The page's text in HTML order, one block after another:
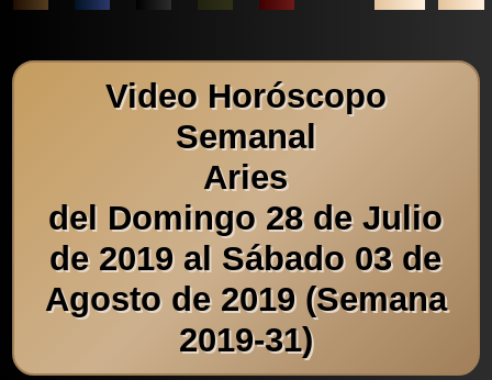
Video Horóscopo
Semanal
Aries
del Domingo 28 de Julio
de 2019 al Sábado 03 de
Agosto de 2019 (Semana
2019-31)